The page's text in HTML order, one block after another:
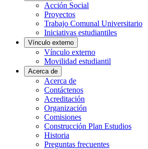
Acción Social
Proyectos
Trabajo Comunal Universitario
Iniciativas estudiantiles
Vínculo externo
Vínculo externo
Movilidad estudiantil
Acerca de
Acerca de
Contáctenos
Acreditación
Organización
Comisiones
Construcción Plan Estudios
Historia
Preguntas frecuentes